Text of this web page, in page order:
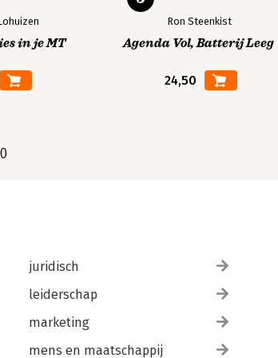
in je MT
Ron Steenkist
Agenda Vol, Batterij Leeg
24,50
juridisch
leiderschap
marketing
mens en maatschappij